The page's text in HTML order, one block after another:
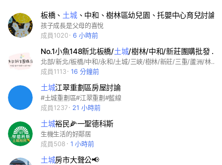
板橋、 土城、中和、樹林區幼兒園、托嬰中心育兒討論
孩子成長是父母的喜悅
成員1020
6 小時前
No.1小魚148新北板橋/土城/樹林/中和/新莊團購批發 一起省錢一起吃喝玩樂
北部/新北/板橋/中和/永和/土城/三峽/樹林/新莊/三重/蘆洲/林口/淡水/汐止/新店/好事多/建案/直播 /iphone/網飛/旅遊/美食/台北/大安/內湖/士林/文山/北投/中山/信義/松山/萬華/中正/大同/南港/耶誕城 /房市/costco/團購/親子/優惠/雙北/餐廳/抖音/美景/三星/蘋果/電影/合宜/育兒/景點 #興趣 #情報 #分享 #新手 #同好 #交流 #運動 #健身 #愛好 #自行車 #潛水 #NBA #中華職棒 #健身 #登山 #寵物 #橘貓 #貴賓 #柴犬 #毛孩 #貓咪 #兔子 #遊戲 #薑餅人王國 #動森 #傳說對決 #手遊 #遊戲討論 #coin master #流行 #美妝 #代購 #VIP #球鞋 #精品 #美甲 #服飾 #彩妝 #保養 #進擊的巨人 #排球少年 #海賊王 #鬼滅 #webtoon #公仔 #角色 #美食 #甜點 #銅板美食 #吃貨 #旅遊 #隱藏版 #民宿 #環島 #飯店 #露營 #娛樂 #韓劇 #netflix #追劇 #日劇 #美劇 #粉絲團 #小說 #泰劇 #學校 #校友 #家長 #功課 #校友 #社團 #筆記 #老師 #學生交流 #科技 #工程師 #前端 #手機 #家電 #電腦 #家庭 #親子 #新手媽咪 #童裝 #副食品 #親子 #育兒 #心情 #聊天 #心事 # #交心 #談心 #健康 #減肥 #工作 #上班族 #外送 #職場 #面試 #求職 #門市 #創業 #同業 #團體 #組織 #俱樂部 #夥伴 #大小事 #資訊 #疫情森 #預約 #特惠卷 #最新 #熱區 #市場 #蔬果 #生鮮 #外送 #夜市 #直播 #電商 #微商
成員1113
16 分鐘前
土城江翠重劃區房屋討論
#土城重劃區#江翠重劃#藍線
成員1237
21 小時前
土城裕民🌽一聖德科斯
生機生活的好鄰居
成員508
1 小時前
土城房市大聲公📢